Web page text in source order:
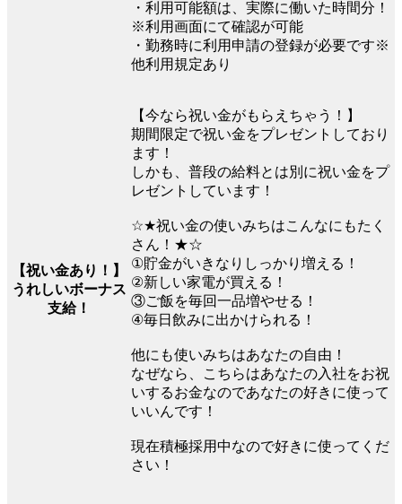
・利用可能額は、実際に働いた時間分！
※利用画面にて確認が可能
・勤務時に利用申請の登録が必要です※
他利用規定あり
【祝い金あり！】
うれしいボーナス
支給！
【今なら祝い金がもらえちゃう！】
期間限定で祝い金をプレゼントしており
ます！
しかも、普段の給料とは別に祝い金をプ
レゼントしています！
☆★祝い金の使いみちはこんなにもたく
さん！★☆
①貯金がいきなりしっかり増える！
②新しい家電が買える！
③ご飯を毎回一品増やせる！
④毎日飲みに出かけられる！
他にも使いみちはあなたの自由！
なぜなら、こちらはあなたの入社をお祝
いするお金なのであなたの好きに使って
いいんです！
現在積極採用中なので好きに使ってくだ
さい！